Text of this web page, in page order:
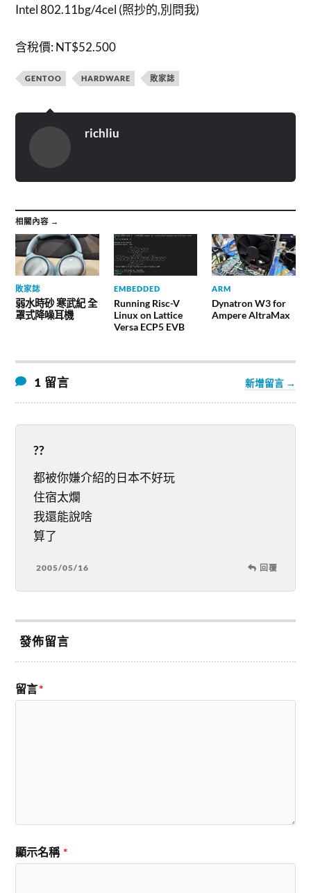
Intel 802.11bg/4cel (照抄的,別問我)
含稅價: NT$52.500
GENTOO HARDWARE 敗家誌
richliu
相關內容 →
敗家誌
弱水時砂 寒武紀 全
罩式降噪耳機
EMBEDDED
Running Risc-V
Linux on Lattice
Versa ECP5 EVB
ARM
Dynatron W3 for
Ampere AltraMax
1 留言 新增留言 →
??
都被你嫌介紹的日本不好玩
住宿太爛
我還能說啥
算了
2005/05/16 回覆
發佈留言
留言*
顯示名稱 *